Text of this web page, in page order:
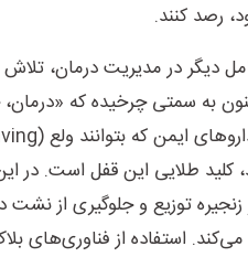
رصد کنند.
دیگر در مدیریت درمان،
به سمتی چرخیده که
کلید طلایی این قفل است. در
زنجیره توزیع و جلوگیری از نشت
استفاده از فناوری‌های